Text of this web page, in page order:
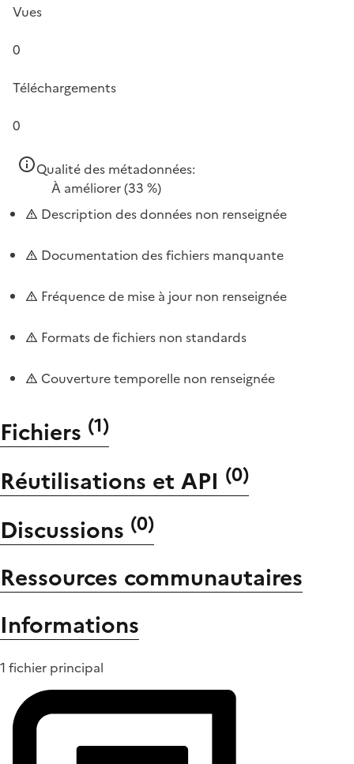
Vues
0
Téléchargements
0
Qualité des métadonnées:
À améliorer(33 %)
Description des données non renseignée
Documentation des fichiers manquante
Fréquence de mise à jour non renseignée
Formats de fichiers non standards
Couverture temporelle non renseignée
Fichiers (1)
Réutilisations et API (0)
Discussions (0)
Ressources communautaires
Informations
1 fichier principal